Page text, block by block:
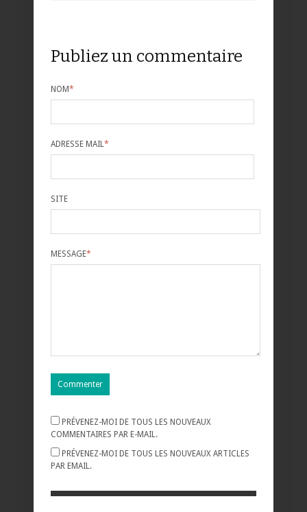
Publiez un commentaire
NOM*
ADRESSE MAIL *
SITE
MESSAGE*
PRÉVENEZ-MOI DE TOUS LES NOUVEAUX
COMMENTAIRES PAR E-MAIL.
PRÉVENEZ-MOI DE TOUS LES NOUVEAUX ARTICLES
PAR EMAIL.